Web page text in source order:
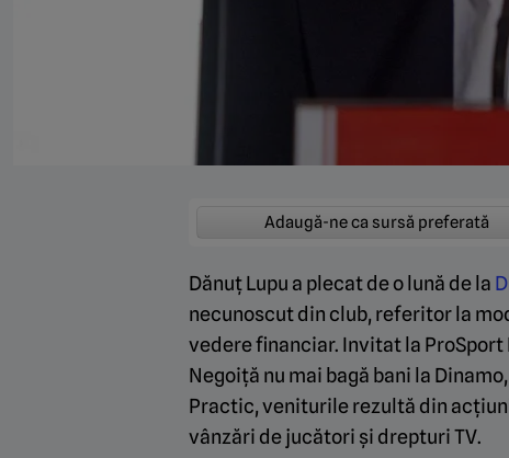
Adaugă-ne ca sursă preferată
Dănuț Lupu a plecat de o lună de la
necunoscut din club, referitor la
vedere financiar. Invitat la
Negoiță nu mai bagă bani la
Practic, veniturile rezultă din
vânzări de jucători și drepturi TV.